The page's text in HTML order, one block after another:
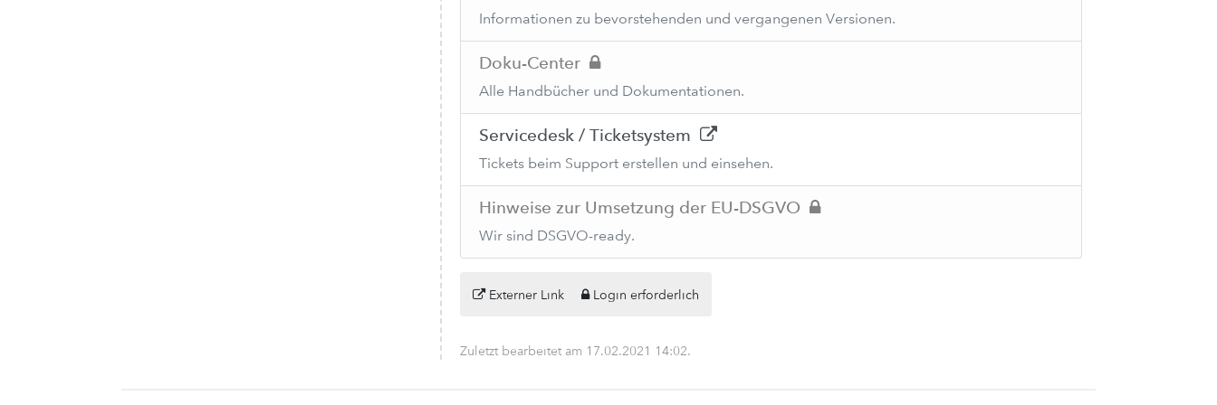
Informationen zu bevorstehenden und vergangenen Versionen.
Doku-Center
Alle Handbücher und Dokumentationen.
Servicedesk / Ticketsystem
Tickets beim Support erstellen und einsehen.
Hinweise zur Umsetzung der EU-DSGVO
Wir sind DSGVO-ready.
Externer Link Login erforderlich
Zuletzt bearbeitet am 17.02.2021 14:02.